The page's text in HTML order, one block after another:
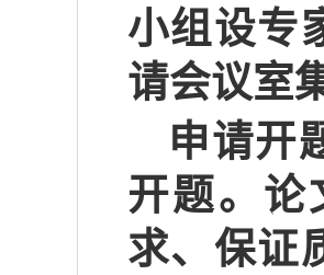
小组设专
请会议室
申请开
开题。论
求、保证